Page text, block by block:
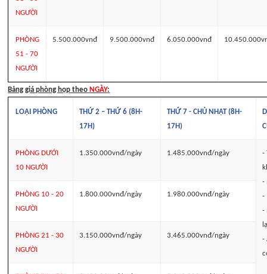
NGƯỜI
PHÒNG
51 - 70
NGƯỜI
5.500.000vnđ 9.500.000vnđ 6.050.000vnđ
Bảng giá phòng họp theo NGÀY:
LOẠI PHÒNG
THỨ 2 – THỨ 6 (8H-
17H)
THỨ 7 - CHỦ NHẬT (8H-
17H)
PHÒNG DƯỚI
10 NGƯỜI
1.350.000vnđ/ngày 1.485.000vnđ/ngày
-
-
-
-
-
PHÒNG 10 - 20
NGƯỜI
1.800.000vnđ/ngày 1.980.000vnđ/ngày
PHÒNG 21 - 30
NGƯỜI
3.150.000vnđ/ngày 3.465.000vnđ/ngày